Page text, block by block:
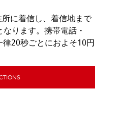
に着信し、着信地まで
ります。携帯電話・
20秒ごとにおよそ10円